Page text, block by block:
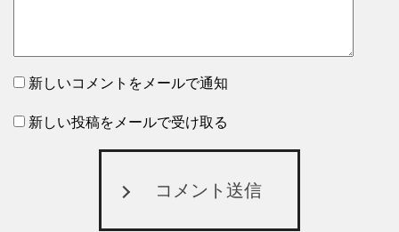
新しいコメントをメールで通知
新しい投稿をメールで受け取る
コメント送信